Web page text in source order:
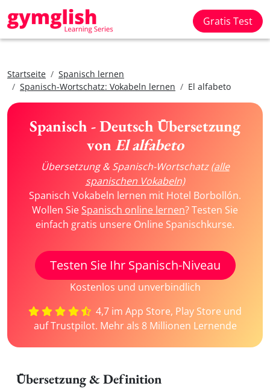
Gratis Test
Startseite
Spanisch lernen
Spanisch-Wortschatz: Vokabeln lernen
El alfabeto
Spanisch - Deutsch Übersetzung
vonEl alfabeto
Übersetzung & Spanisch-Wortschatz(alle
spanischen Vokabeln)
Spanisch Vokabeln lernen mit Hotel Borbollón.
Wollen SieSpanisch online lernen? Testen Sie
einfach gratis unsere Online Spanischkurse.
Testen Sie Ihr Spanisch-Niveau
Kostenlos und unverbindlich
4,7 im App Store, Play Store und
auf Trustpilot. Mehr als 8 Millionen Lernende
Übersetzung & Definition